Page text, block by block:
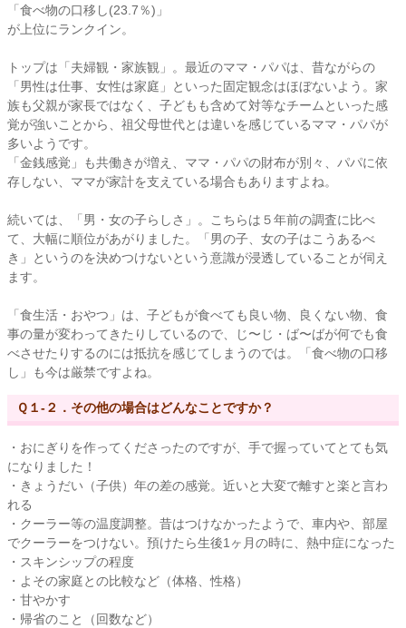
「食べ物の口移し(23.7％)」
が上位にランクイン。
トップは「夫婦観・家族観」。最近のママ・パパは、昔ながらの
「男性は仕事、女性は家庭」といった固定観念はほぼないよう。家
族も父親が家長ではなく、子どもも含めて対等なチームといった感
覚が強いことから、祖父母世代とは違いを感じているママ・パパが
多いようです。
「金銭感覚」も共働きが増え、ママ・パパの財布が別々、パパに依
存しない、ママが家計を支えている場合もありますよね。
続いては、「男・女の子らしさ」。こちらは５年前の調査に比べ
て、大幅に順位があがりました。「男の子、女の子はこうあるべ
き」というのを決めつけないという意識が浸透していることが伺え
ます。
「食生活・おやつ」は、子どもが食べても良い物、良くない物、食
事の量が変わってきたりしているので、じ〜じ・ば〜ばが何でも食
べさせたりするのには抵抗を感じてしまうのでは。「食べ物の口移
し」も今は厳禁ですよね。
Ｑ１-２．その他の場合はどんなことですか？
・おにぎりを作ってくださったのですが、手で握っていてとても気
になりました！
・きょうだい（子供）年の差の感覚。近いと大変で離すと楽と言わ
れる
・クーラー等の温度調整。昔はつけなかったようで、車内や、部屋
でクーラーをつけない。預けたら生後1ヶ月の時に、熱中症になった
・スキンシップの程度
・よその家庭との比較など（体格、性格）
・甘やかす
・帰省のこと（回数など）